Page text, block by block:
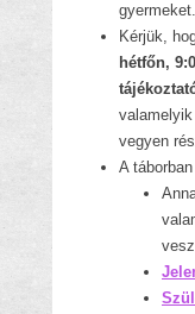
gyermeket.
Kérjük,
hétfőn,
vegyen
A